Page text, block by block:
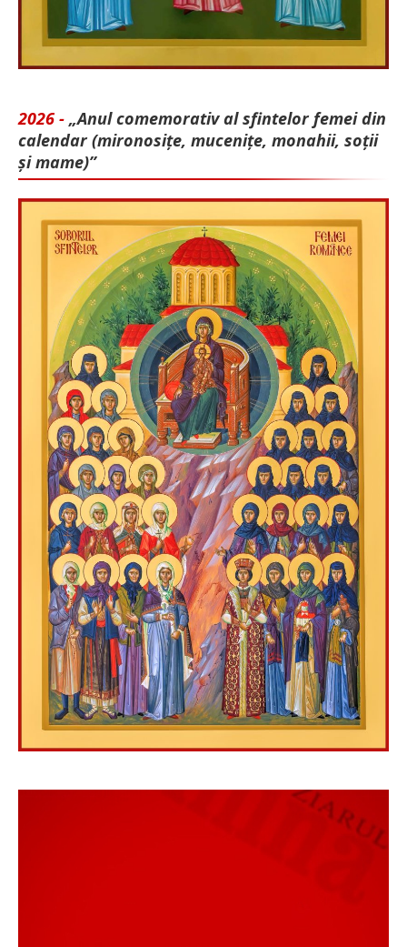
2026 - „Anul comemorativ al sfintelor femei din
calendar (mironosițe, mu­cenițe, monahii, soții
și mame)”